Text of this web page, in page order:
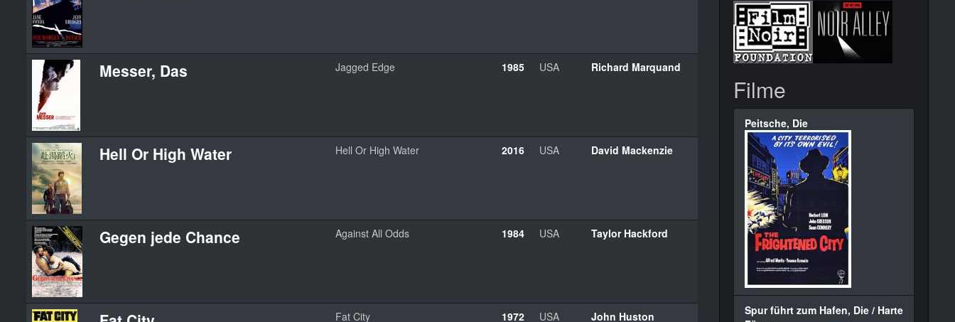
Messer, Das Jagged Edge 1985 USA Richard Marquand
Hell Or High Water Hell Or High Water 2016 USA David Mackenzie
Gegen jede Chance Against All Odds 1984 USA Taylor Hackford
Fat City 1972 USA John Huston
Filme
Peitsche, Die
Spur führt zum Hafen, Die / Harte